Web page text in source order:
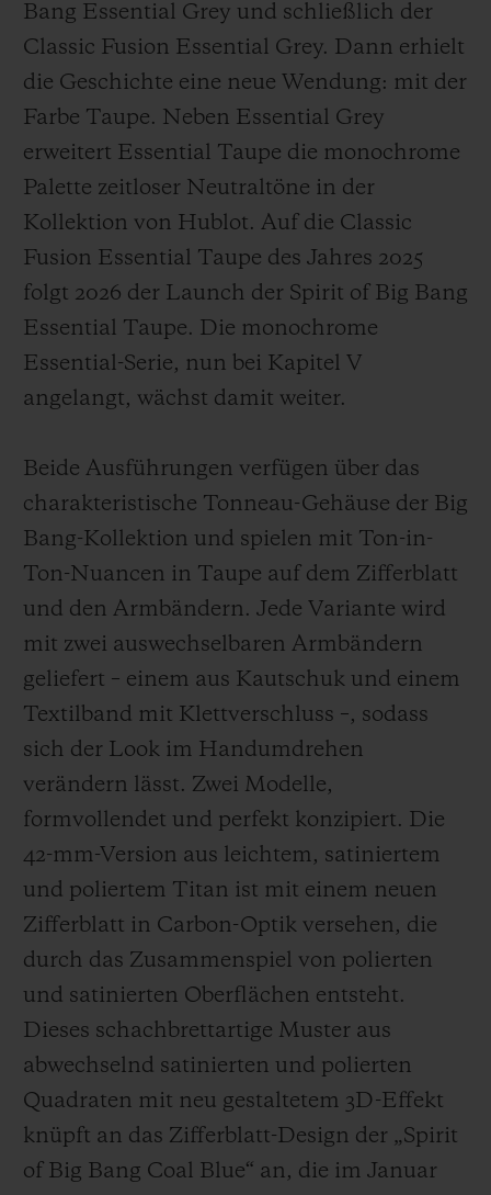
Bang Essential Grey und schließlich der
Classic Fusion Essential Grey. Dann erhielt
die Geschichte eine neue Wendung: mit der
Farbe Taupe. Neben Essential Grey
erweitert Essential Taupe die monochrome
Palette zeitloser Neutraltöne in der
Kollektion von Hublot. Auf die Classic
Fusion Essential Taupe des Jahres 2025
folgt 2026 der Launch der Spirit of Big Bang
Essential Taupe. Die monochrome
Essential-Serie, nun bei Kapitel V
angelangt, wächst damit weiter.
Beide Ausführungen verfügen über das
charakteristische Tonneau-Gehäuse der Big
Bang-Kollektion und spielen mit Ton-in-
Ton-Nuancen in Taupe auf dem Zifferblatt
und den Armbändern. Jede Variante wird
mit zwei auswechselbaren Armbändern
geliefert – einem aus Kautschuk und einem
Textilband mit Klettverschluss –, sodass
sich der Look im Handumdrehen
verändern lässt. Zwei Modelle,
formvollendet und perfekt konzipiert. Die
42-mm-Version aus leichtem, satiniertem
und poliertem Titan ist mit einem neuen
Zifferblatt in Carbon-Optik versehen, die
durch das Zusammenspiel von polierten
und satinierten Oberflächen entsteht.
Dieses schachbrettartige Muster aus
abwechselnd satinierten und polierten
Quadraten mit neu gestaltetem 3D-Effekt
knüpft an das Zifferblatt-Design der „Spirit
of Big Bang Coal Blue“ an, die im Januar